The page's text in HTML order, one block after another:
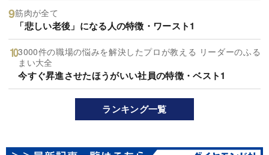
筋肉が全て
「悲しい老後」になる人の特徴・ワースト1
3000件の職場の悩みを解決したプロが教える リーダーのふる
まい大全
今すぐ昇進させたほうがいい社員の特徴・ベスト1
ランキング一覧